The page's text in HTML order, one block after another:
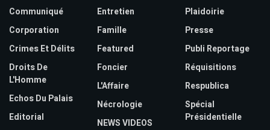
Communiqué
Corporation
Crimes Et Délits
Droits De
L'Homme
Echos Du Palais
Editorial
Entretien
Famille
Featured
Foncier
L'Affaire
Nécrologie
NEWS VIDEOS
Plaidoirie
Presse
Publi Reportage
Réquisitions
Respublica
Spécial
Présidentielle